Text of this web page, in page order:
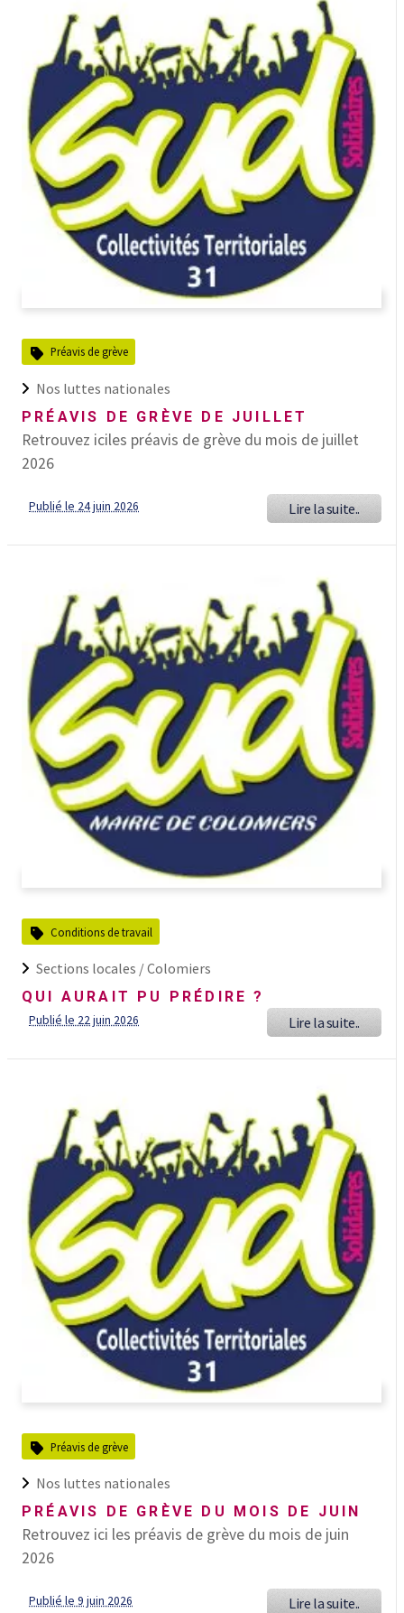
Préavis de grève
Nos luttes nationales
PRÉAVIS DE GRÈVE DE JUILLET
Retrouvez iciles préavis de grève du mois de juillet
2026
Publié le 24 juin 2026 Lire la suite..
Conditions de travail
Sections locales /Colomiers
QUI AURAIT PU PRÉDIRE ?
Publié le 22 juin 2026 Lire la suite..
Préavis de grève
Nos luttes nationales
PRÉAVIS DE GRÈVE DU MOIS DE JUIN
Retrouvez ici les préavis de grève du mois de juin
2026
Publié le 9 juin 2026 Lire la suite..